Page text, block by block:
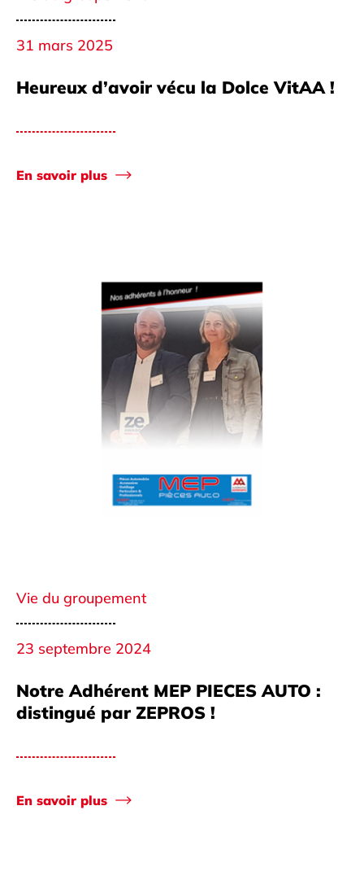
31 mars 2025
Heureux d’avoir vécu la Dolce VitAA !
En savoir plus
Vie du groupement
23 septembre 2024
Notre Adhérent MEP PIECES AUTO :
distingué par ZEPROS !
En savoir plus